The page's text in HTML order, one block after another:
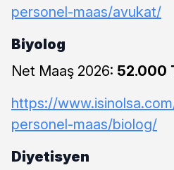
personel-maas/avukat/
Biyolog
Net Maaş 2026: 52.000
https://
personel-maas/biolog/
Diyetisyen